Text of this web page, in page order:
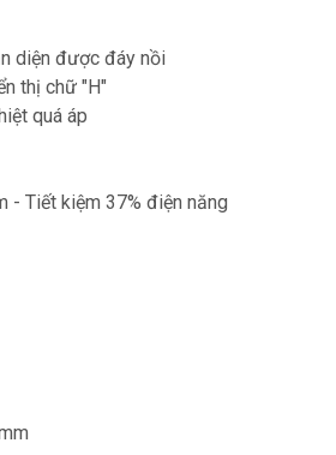
diện được đáy nồi
thị chữ "H"
quá áp
- Tiết kiệm 37% điện năng